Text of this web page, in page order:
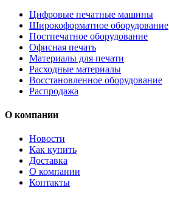
Цифровые печатные машины
Широкоформатное оборудование
Постпечатное оборудование
Офисная печать
Материалы для печати
Расходные материалы
Восстановленное оборудование
Распродажа
О компании
Новости
Как купить
Доставка
О компании
Контакты